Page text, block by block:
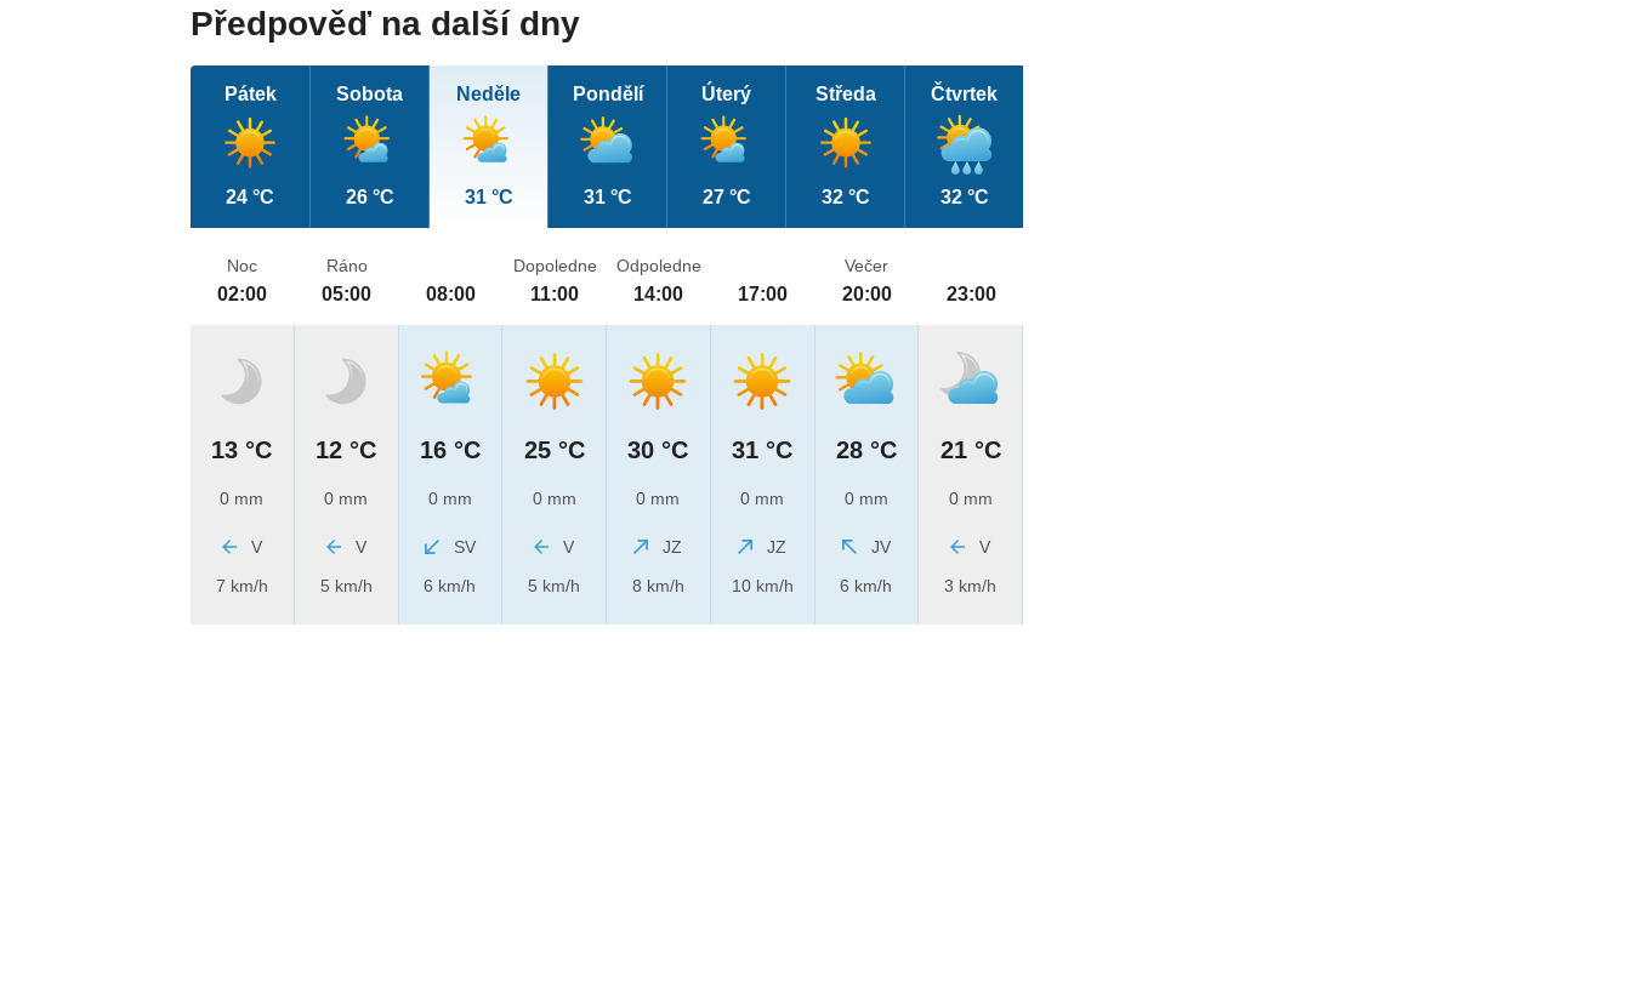
Předpověď na další dny
Pátek
24 °C
Sobota
26 °C
Neděle
31 °C
Pondělí
31 °C
Úterý
27 °C
Středa
32 °C
Čtvrtek
32 °C
Noc
02:00
13 °C
0 mm
V
7 km/h
Ráno
05:00
12 °C
0 mm
V
5 km/h
08:00
16 °C
0 mm
SV
6 km/h
Dopoledne
11:00
25 °C
0 mm
V
5 km/h
Odpoledne
14:00
30 °C
0 mm
JZ
8 km/h
17:00
31 °C
0 mm
JZ
10 km/h
Večer
20:00
28 °C
0 mm
JV
6 km/h
23:00
21 °C
0 mm
V
3 km/h